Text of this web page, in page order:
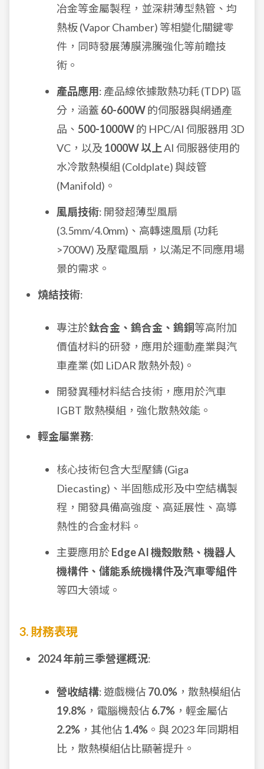
冶金等金屬製程，並深耕薄型熱管、均
熱板 (Vapor Chamber) 等相變化關鍵零
件，同時發展薄膜沸騰強化等前瞻技
術。
產品應用: 產品線依據散熱功耗 (TDP) 區
分，涵蓋 60-600W的伺服器與網通產
品、 500-1000W的 HPC/AI 伺服器用 3D
VC，以及 1000W 以上AI 伺服器使用的
水冷散熱模組 (Coldplate) 與歧管
(Manifold)。
風扇技術: 開發超薄型風扇
(3.5mm/4.0mm)、高轉速風扇 (功耗
>700W) 及壓電風扇，以滿足不同應用場
景的需求。
燒結技術:
專注於鈦合金、鎢合金、鎢銅等高附加
價值材料的研發，應用於運動產業與汽
車產業 (如 LiDAR 散熱外殼)。
開發異種材料結合技術，應用於汽車
IGBT 散熱模組，強化散熱效能。
輕金屬業務:
核心技術包含大型壓鑄 (Giga
Diecasting)、半固態成形及中空結構製
程，開發具備高強度、高延展性、高導
熱性的合金材料。
主要應用於Edge AI 機殼散熱、機器人
機構件、儲能系統機構件及汽車零組件
等四大領域。
3. 財務表現
2024 年前三季營運概況:
營收結構: 遊戲機佔 70.0% ，散熱模組佔
19.8% ，電腦機殼佔 6.7% ，輕金屬佔
2.2% ，其他佔 1.4% 。與 2023 年同期相
比，散熱模組佔比顯著提升。